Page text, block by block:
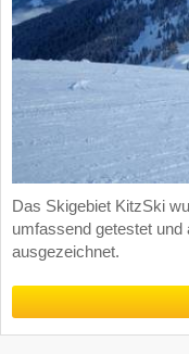
Das Skigebiet KitzSki
umfassend getestet und
ausgezeichnet.